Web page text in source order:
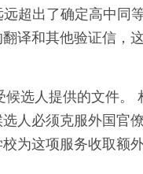
超出了确定高中同
译和其他验证信，
选人提供的文件。
人必须克服外国官
为这项服务收取额